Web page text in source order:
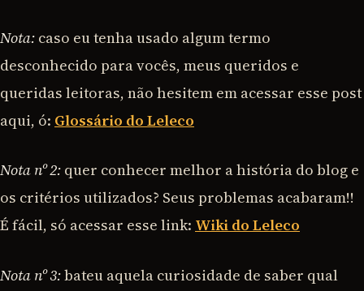
Nota: caso eu tenha usado algum termo
desconhecido para vocês, meus queridos e
queridas leitoras, não hesitem em acessar esse post
aqui, ó: Glossário do Leleco
Nota nº 2: quer conhecer melhor a história do blog e
os critérios utilizados? Seus problemas acabaram!!
É fácil, só acessar esse link: Wiki do Leleco
Nota nº 3:bateu aquela curiosidade de saber qual